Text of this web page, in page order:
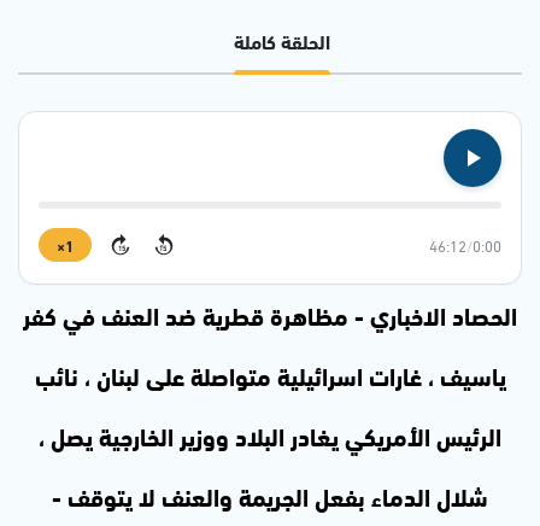
الحلقة كاملة
0:00
/
46:12
15
15
1×
الحصاد الاخباري - مظاهرة قطرية ضد العنف في كفر
ياسيف ، غارات اسرائيلية متواصلة على لبنان ، نائب
الرئيس الأمريكي يغادر البلاد ووزير الخارجية يصل ،
شلال الدماء بفعل الجريمة والعنف لا يتوقف -